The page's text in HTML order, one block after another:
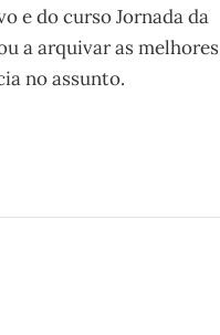
e do curso Jornada da
a arquivar as melhores
no assunto.